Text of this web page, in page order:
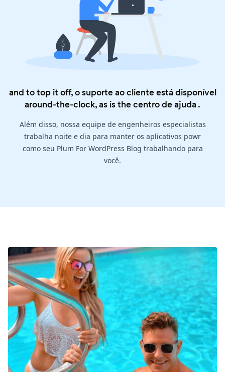
and to top it off, o suporte ao cliente está disponível
around-the-clock, as is thecentro de ajuda .
Além disso, nossa equipe de engenheiros especialistas
trabalha noite e dia para manter os aplicativos powr
como seu Plum For WordPress Blog trabalhando para
você.